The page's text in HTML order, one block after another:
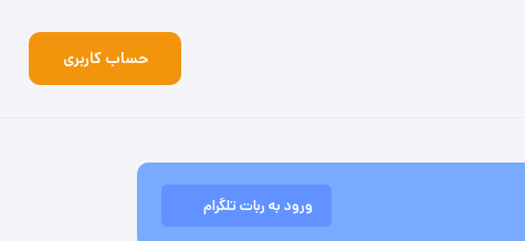
حساب کاربری
ورود به ربات تلگرام